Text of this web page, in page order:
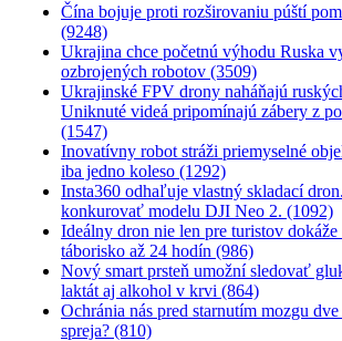
Čína bojuje proti rozširovaniu púští
(9248)
Ukrajina chce početnú výhodu Ruska
ozbrojených robotov (3509)
Ukrajinské FPV drony naháňajú
Uniknuté videá pripomínajú zábery z
(1547)
Inovatívny robot stráži priemyselné
iba jedno koleso (1292)
Insta360 odhaľuje vlastný skladací
konkurovať modelu DJI Neo 2. (1092)
Ideálny dron nie len pre turistov
táborisko až 24 hodín (986)
Nový smart prsteň umožní sledovať
laktát aj alkohol v krvi (864)
Ochránia nás pred starnutím mozgu
spreja? (810)